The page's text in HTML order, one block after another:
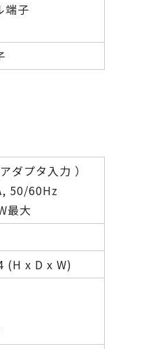
端子
ダプタ入力 ）
50/60Hz
最大
(H x D x W)